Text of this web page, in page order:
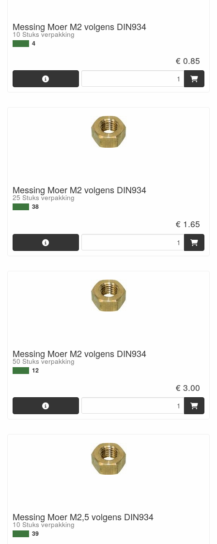
Messing Moer M2 volgens DIN934
10 Stuks verpakking
4
€ 0.85
Messing Moer M2 volgens DIN934
25 Stuks verpakking
38
€ 1.65
Messing Moer M2 volgens DIN934
50 Stuks verpakking
12
€ 3.00
Messing Moer M2,5 volgens DIN934
10 Stuks verpakking
39